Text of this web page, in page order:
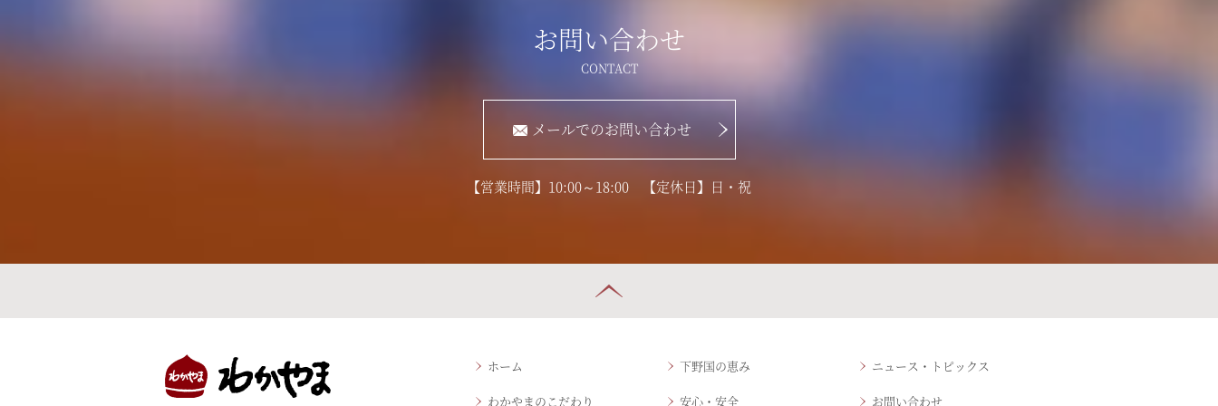
お問い合わせ
メールでのお問い合わせ
【営業時間】10:00～18:00 【定休日】日・祝
ホーム
わかやまのこだわり
下野国の恵み
安心・安全
ニュース・トピックス
お問い合わせ